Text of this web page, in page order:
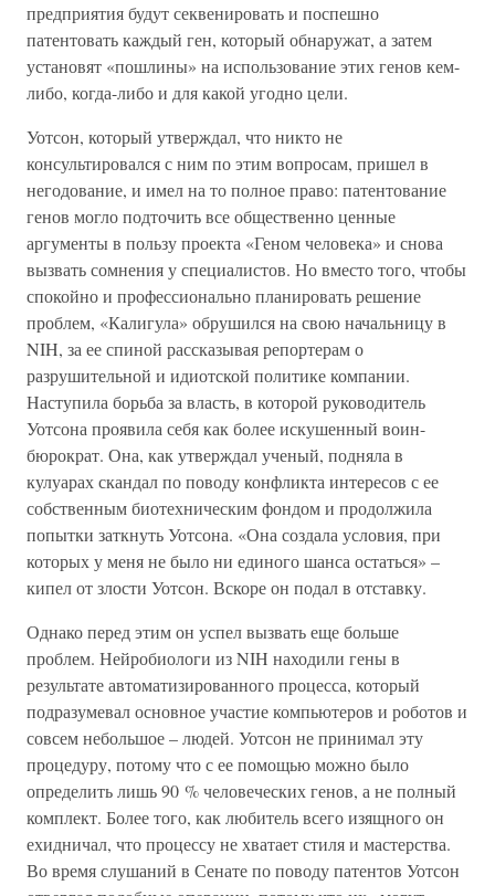
предприятия будут секвенировать и поспешно
патентовать каждый ген, который обнаружат, а затем
установят «пошлины» на использование этих генов кем-
либо, когда-либо и для какой угодно цели.
Уотсон, который утверждал, что никто не
консультировался с ним по этим вопросам, пришел в
негодование, и имел на то полное право: патентование
генов могло подточить все общественно ценные
аргументы в пользу проекта «Геном человека» и снова
вызвать сомнения у специалистов. Но вместо того, чтобы
спокойно и профессионально планировать решение
проблем, «Калигула» обрушился на свою начальницу в
NIH, за ее спиной рассказывая репортерам о
разрушительной и идиотской политике компании.
Наступила борьба за власть, в которой руководитель
Уотсона проявила себя как более искушенный воин-
бюрократ. Она, как утверждал ученый, подняла в
кулуарах скандал по поводу конфликта интересов с ее
собственным биотехническим фондом и продолжила
попытки заткнуть Уотсона. «Она создала условия, при
которых у меня не было ни единого шанса остаться» –
кипел от злости Уотсон. Вскоре он подал в отставку.
Однако перед этим он успел вызвать еще больше
проблем. Нейробиологи из NIH находили гены в
результате автоматизированного процесса, который
подразумевал основное участие компьютеров и роботов и
совсем небольшое – людей. Уотсон не принимал эту
процедуру, потому что с ее помощью можно было
определить лишь 90 % человеческих генов, а не полный
комплект. Более того, как любитель всего изящного он
ехидничал, что процессу не хватает стиля и мастерства.
Во время слушаний в Сенате по поводу патентов Уотсон